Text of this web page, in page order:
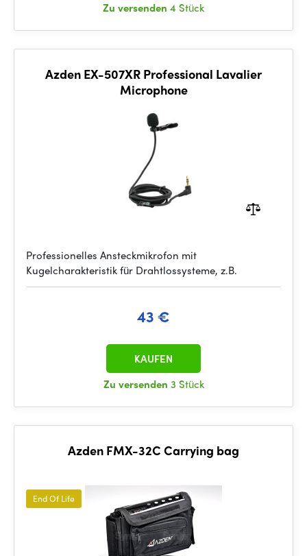
Zu versenden 4 Stück
Azden EX-507XR Professional Lavalier
Microphone
Professionelles Ansteckmikrofon mit
Kugelcharakteristik für Drahtlossysteme, z.B.
43 €
Zu versenden 3 Stück
KAUFEN
Azden FMX-32C Carrying bag
End Of Life